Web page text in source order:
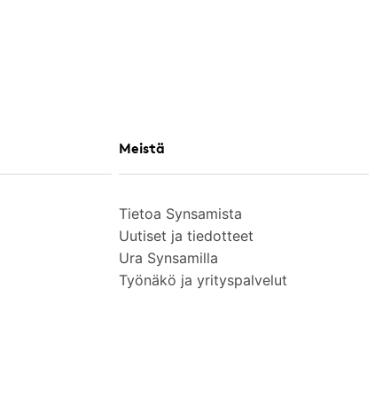
Meistä
Tietoa Synsamista
Uutiset ja tiedotteet
Ura Synsamilla
Työnäkö ja yrityspalvelut